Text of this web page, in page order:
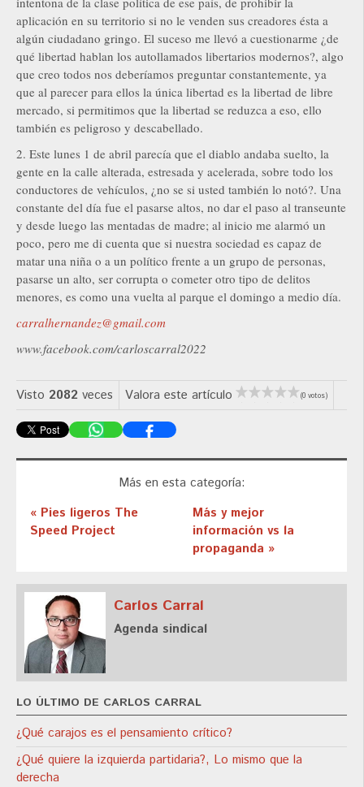
aplicación en su territorio si no le venden sus creadores ésta a
algún ciudadano gringo. El suceso me llevó a cuestionarme ¿de
qué libertad hablan los autollamados libertarios modernos?, algo
que creo todos nos deberíamos preguntar constantemente, ya
que al parecer para ellos la única libertad es la libertad de libre
mercado, si permitimos que la libertad se reduzca a eso, ello
también es peligroso y descabellado.
2. Este lunes 1 de abril parecía que el diablo andaba suelto, la
gente en la calle alterada, estresada y acelerada, sobre todo los
conductores de vehículos, ¿no se si usted también lo notó?. Una
constante del día fue el pasarse altos, no dar el paso al transeunte
y desde luego las mentadas de madre; al inicio me alarmó un
poco, pero me di cuenta que si nuestra sociedad es capaz de
matar una niña o a un político frente a un grupo de personas,
pasarse un alto, ser corrupta o cometer otro tipo de delitos
menores, es como una vuelta al parque el domingo a medio día.
carralhernandez@gmail.com
www.facebook.com/carloscarral2022
Visto 2082 veces Valora este artículo (0 votos)
Más en esta categoría:
« Pies ligeros The
Speed Project
Más y mejor
información vs la
propaganda »
Carlos Carral
Agenda sindical
LO ÚLTIMO DE CARLOS CARRAL
¿Qué carajos es el pensamiento crítico?
¿Qué quiere la izquierda partidaria?, Lo mismo que la
derecha